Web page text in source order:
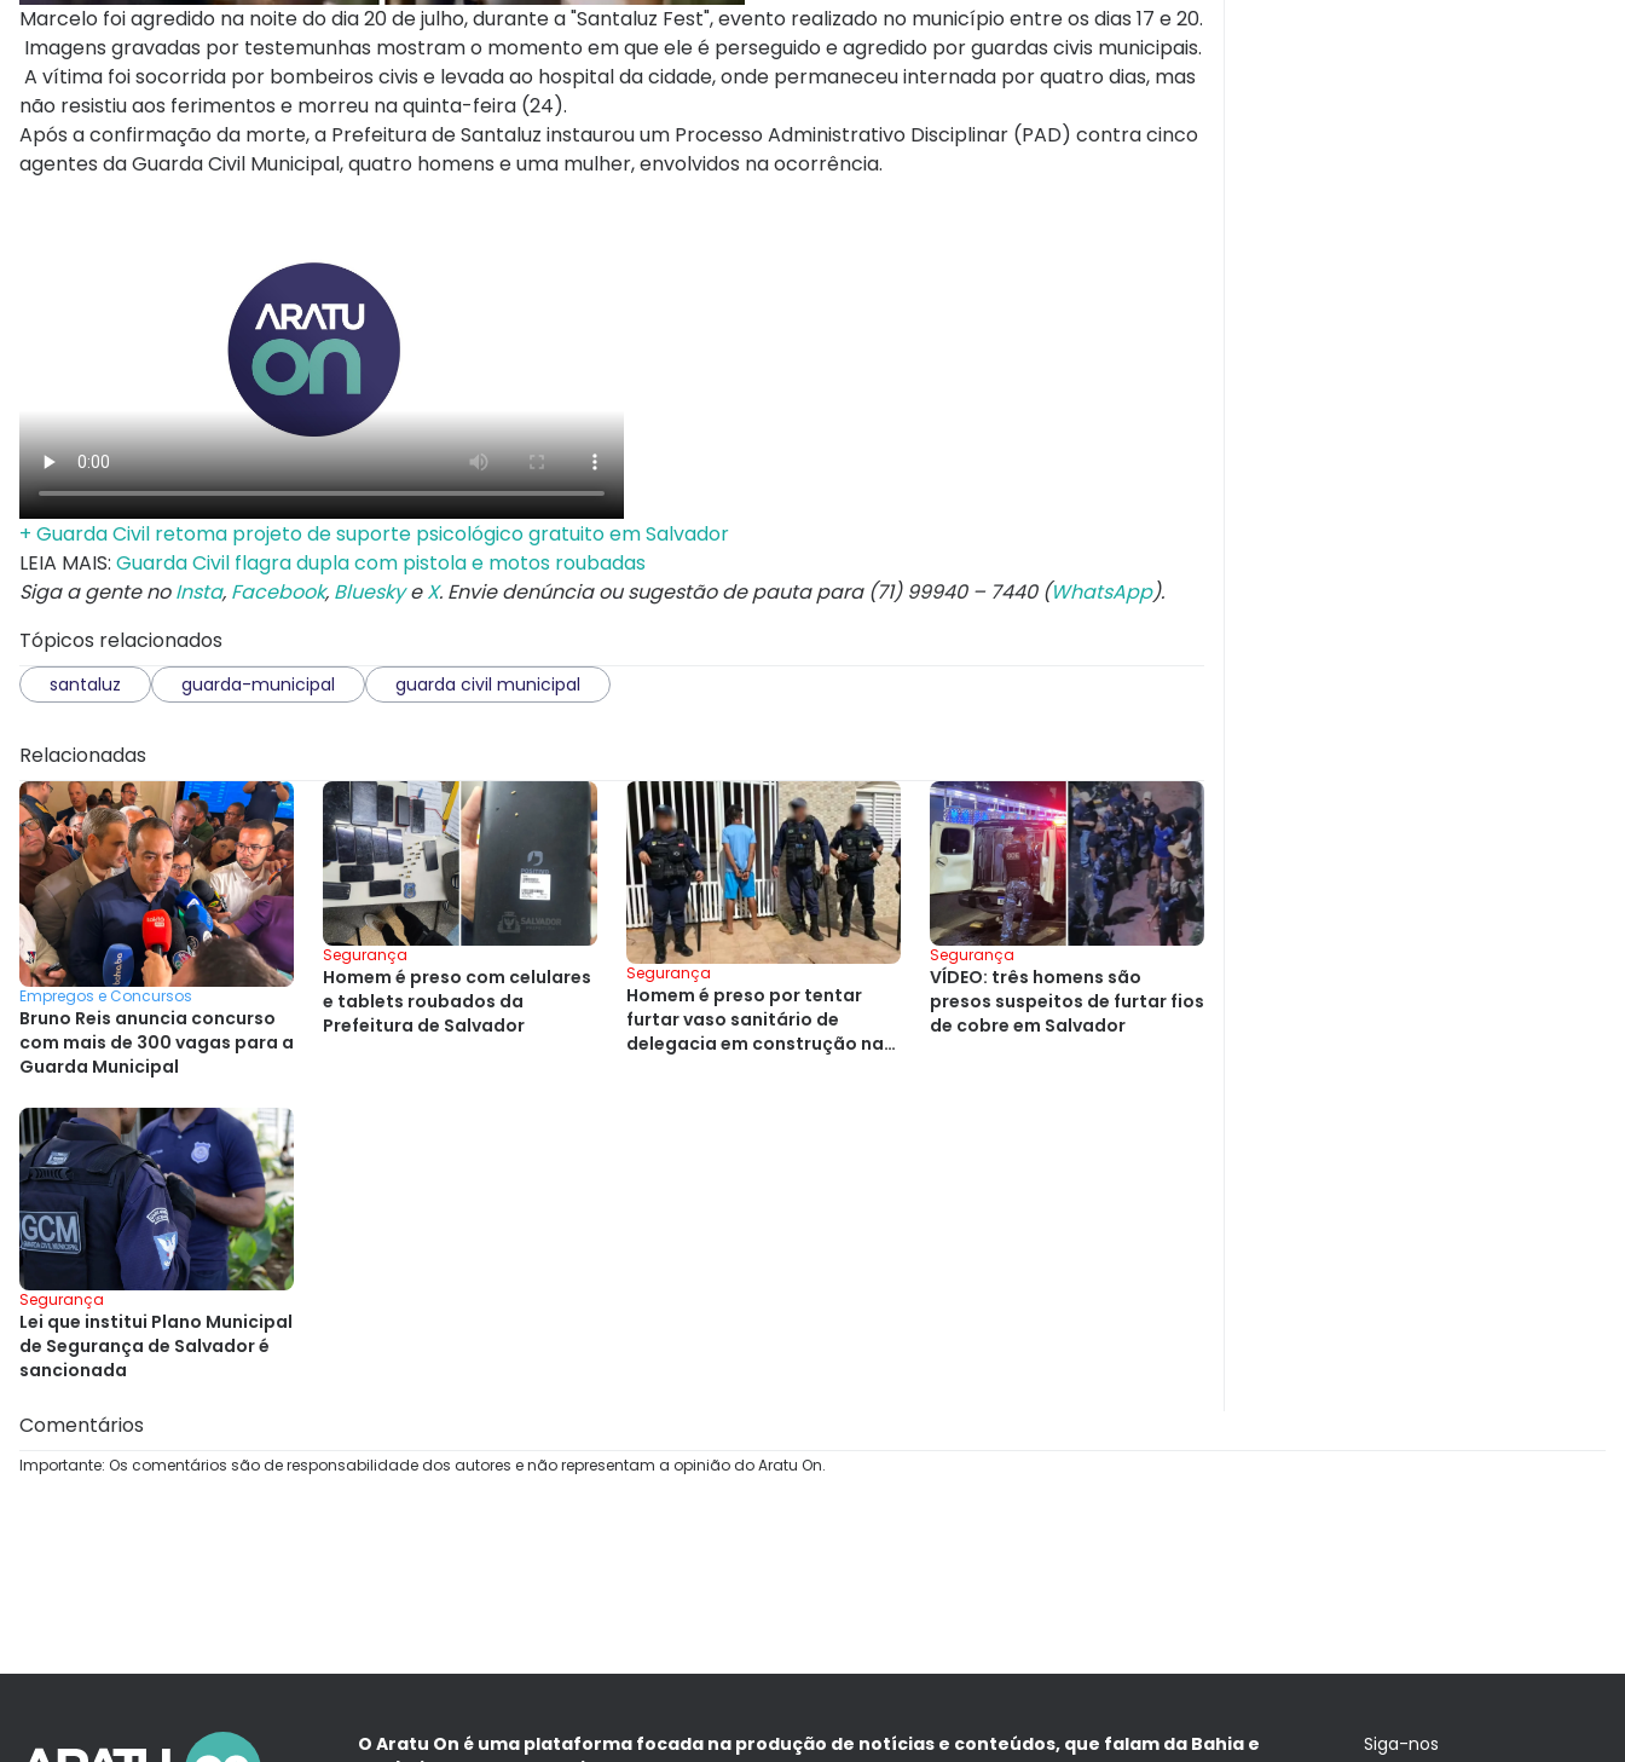
Marcelo foi agredido na noite do dia 20 de julho, durante a "Santaluz Fest", evento realizado no município entre os dias 17 e 20.
Imagens gravadas por testemunhas mostram o momento em que ele é perseguido e agredido por guardas civis municipais.
A vítima foi socorrida por bombeiros civis e levada ao hospital da cidade, onde permaneceu internada por quatro dias, mas
não resistiu aos ferimentos e morreu na quinta-feira (24).
Após a confirmação da morte, a Prefeitura de Santaluz instaurou um Processo Administrativo Disciplinar (PAD) contra cinco
agentes da Guarda Civil Municipal, quatro homens e uma mulher, envolvidos na ocorrência.
+ Guarda Civil retoma projeto de suporte psicológico gratuito em Salvador
LEIA MAIS: Guarda Civil flagra dupla com pistola e motos roubadas
Siga a gente noInsta, Facebook, BlueskyeX. Envie denúncia ou sugestão de pauta para (71) 99940 – 7440 (WhatsApp).
Tópicos relacionados
santaluz guarda-municipal guarda civil municipal
Relacionadas
Empregos e Concursos
Bruno Reis anuncia concurso
com mais de 300 vagas para a
Guarda Municipal
Segurança
Homem é preso com celulares
e tablets roubados da
Prefeitura de Salvador
Segurança
Homem é preso por tentar
furtar vaso sanitário de
delegacia em construção na
Segurança
VÍDEO: três homens são
presos suspeitos de furtar fios
de cobre em Salvador
Segurança
Lei que institui Plano Municipal
de Segurança de Salvador é
sancionada
Comentários
Importante: Os comentários são de responsabilidade dos autores e não representam a opinião do Aratu On.
O Aratu On é uma plataforma focada na produção de notícias e conteúdos, que falam da Bahia e
Siga-nos